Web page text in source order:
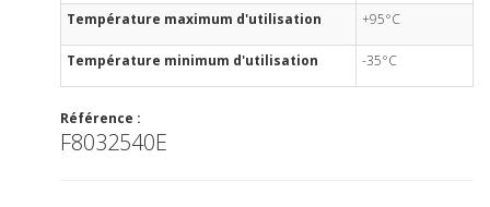
Température maximum d'utilisation +95°C
Température minimum d'utilisation -35°C
Référence :
F8032540E